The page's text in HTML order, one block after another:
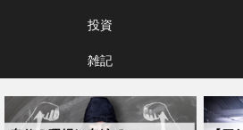
投資
雑記